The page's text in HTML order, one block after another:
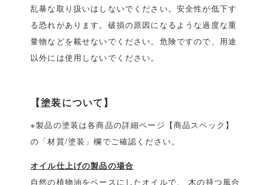
乱暴な取り扱いはしないでください。安全性が低下す
る恐れがあります。破損の原因になるような過度な重
量物などを載せないでください。危険ですので、用途
以外には使用しないでください。
【塗装について】
※製品の塗装は各商品の詳細ページ【商品スペック】
の「材質/塗装」欄でご確認ください。
オイル仕上げの製品の場合
自然の植物油をベースにしたオイルで、 木の持つ風合